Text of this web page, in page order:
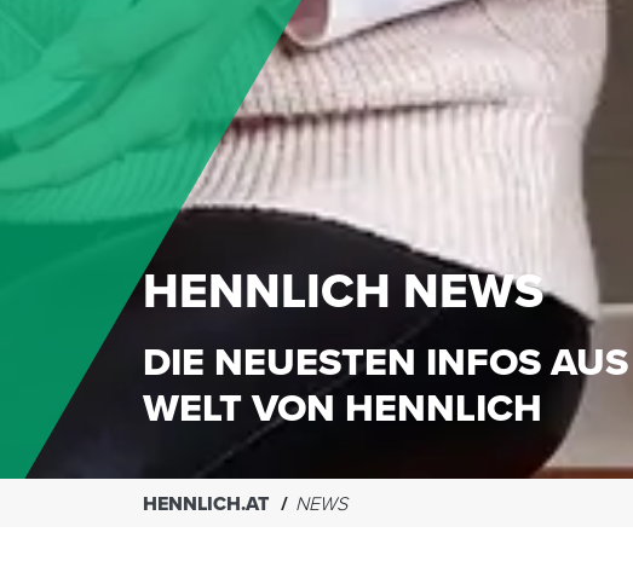
HENNLICH NEWS
DIE NEUESTEN INFOS
WELT VON HENNLICH
HENNLICH.AT NEWS